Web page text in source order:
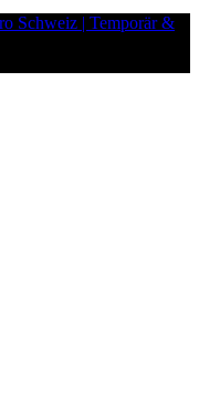
Schweiz | Temporär &